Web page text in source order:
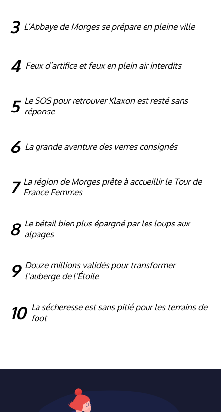
3 L’Abbaye de Morges se prépare en pleine ville
4 Feux d’artifice et feux en plein air interdits
5 Le SOS pour retrouver Klaxon est resté sans
réponse
6 La grande aventure des verres consignés
7 La région de Morges prête à accueillir le Tour de
France Femmes
8 Le bétail bien plus épargné par les loups aux
alpages
9 Douze millions validés pour transformer
l’auberge de l’Étoile
10 La sécheresse est sans pitié pour les terrains de
foot